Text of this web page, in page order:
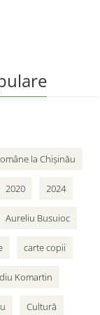
la Chișinău
2020 2024
Aureliu Busuioc
carte copii
Komartin
Cultură